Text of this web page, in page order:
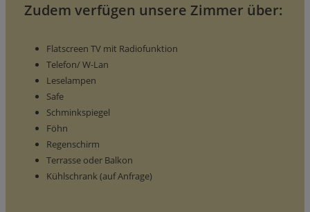
Zudem verfügen unsere Zimmer über:
Flatscreen TV mit Radiofunktion
Telefon/ W-Lan
Leselampen
Safe
Schminkspiegel
Föhn
Regenschirm
Terrasse oder Balkon
Kühlschrank (auf Anfrage)